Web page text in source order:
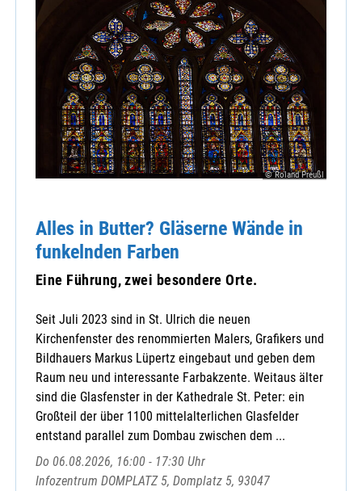
© Roland Preußl
Alles in Butter? Gläserne Wände in
funkelnden Farben
Eine Führung, zwei besondere Orte.
Seit Juli 2023 sind in St. Ulrich die neuen
Kirchenfenster des renommierten Malers, Grafikers und
Bildhauers Markus Lüpertz eingebaut und geben dem
Raum neu und interessante Farbakzente. Weitaus älter
sind die Glasfenster in der Kathedrale St. Peter: ein
Großteil der über 1100 mittelalterlichen Glasfelder
entstand parallel zum Dombau zwischen dem ...
Do 06.08.2026, 16:00 - 17:30 Uhr
Infozentrum DOMPLATZ 5, Domplatz 5, 93047